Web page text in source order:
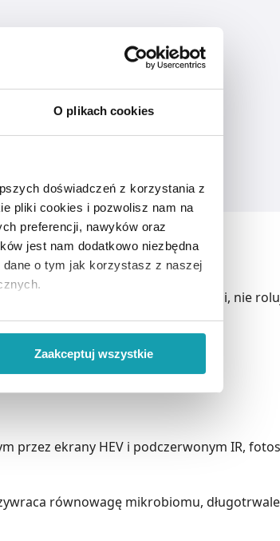
O plikach cookies
doświadczeń z korzystania z
pliki cookies i pozwolisz nam na
preferencji, nawyków oraz
jest nam dodatkowo niezbędna
dane o tym jak korzystasz z naszej
wiąże się zbieranie danych o
Zaakceptuj wszystkie
z ceramidami Dax Sun nie bieli, nie
przez ekrany HEV i podczerwonym IR,
równowagę mikrobiomu,